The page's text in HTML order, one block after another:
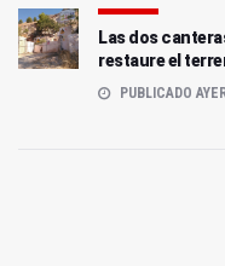
Las dos
restaure el
PUBLICADO